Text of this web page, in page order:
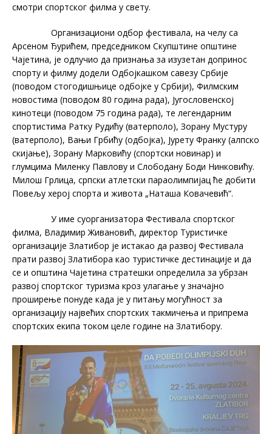
смотри спортског филма у свету.
Организациони одбор фестивала, на челу са
Арсеном Ђурићем, председником Скупштине општине
Чајетина, је одлучио да признања за изузетан допринос
спорту и филму додели Одбојкашком савезу Србије
(поводом стогодишњице одбојке у Србији), Филмским
новостима (поводом 80 година рада), Југословенској
кинотеци (поводом 75 година рада), те легендарним
спортистима Ратку Рудићу (ватерполо), Зорану Мустуру
(ватерполо), Вањи Грбићу (одбојка), Јурету Франку (алпско
скијање), Зорану Марковићу (спортски новинар) и
глумцима Миленку Павлову и Слободану Боди Нинковићу.
Милош Грлица, српски атлетски параолимпијац ће добити
Повељу херој спорта и живота „Наташа Ковачевић“.
У име суорганизатора Фестивала спортског
филма, Владимир Живановић, директор Туристичке
организације Златибор је истакао да развој Фестивала
прати развој Златибора као туристичке дестинације и да
се и општина Чајетина стратешки определила за убрзан
развој спортског туризма кроз улагање у значајно
проширење понуде када је у питању могућност за
организацију највећих спортских такмичења и припрема
спортских екипа током целе године на Златибору.